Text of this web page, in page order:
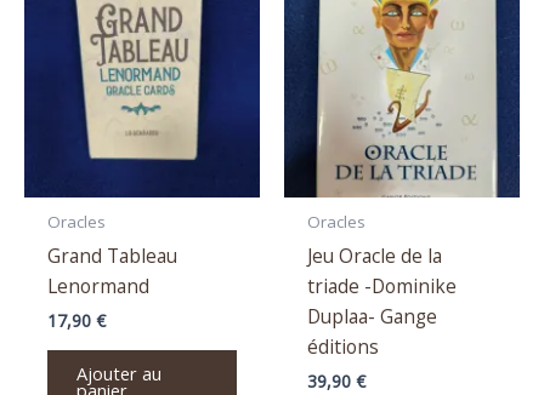
Oracles
Grand Tableau
Lenormand
17,90 €
Ajouter au
panier
Oracles
Jeu Oracle de la
triade -Dominike
Duplaa- Gange
éditions
39,90 €